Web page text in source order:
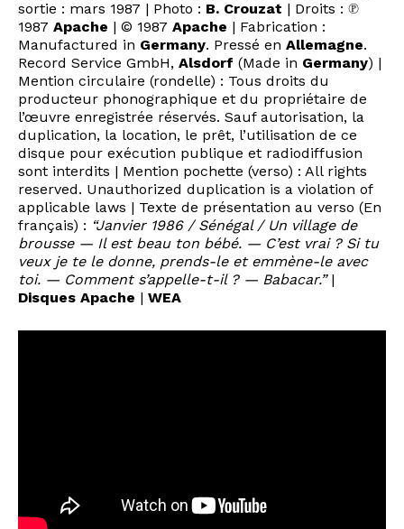
sortie : mars 1987 | Photo : B. Crouzat | Droits : ℗
1987 Apache | © 1987 Apache | Fabrication :
Manufactured in Germany. Pressé en Allemagne.
Record Service GmbH, Alsdorf (Made in Germany) |
Mention circulaire (rondelle) : Tous droits du
producteur phonographique et du propriétaire de
l’œuvre enregistrée réservés. Sauf autorisation, la
duplication, la location, le prêt, l’utilisation de ce
disque pour exécution publique et radiodiffusion
sont interdits | Mention pochette (verso) : All rights
reserved. Unauthorized duplication is a violation of
applicable laws | Texte de présentation au verso (En
français) : “Janvier 1986 / Sénégal / Un village de
brousse — Il est beau ton bébé. — C’est vrai ? Si tu
veux je te le donne, prends-le et emmène-le avec
toi. — Comment s’appelle-t-il ? — Babacar.”|
Disques Apache | WEA